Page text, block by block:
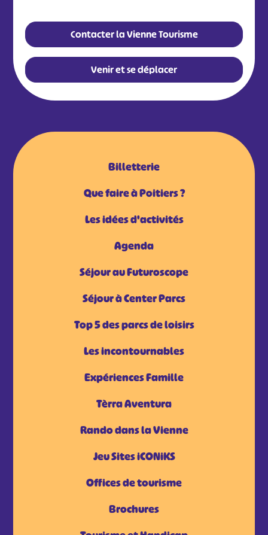
Contacter la Vienne Tourisme
Venir et se déplacer
Billetterie
Que faire à Poitiers ?
Les idées d'activités
Agenda
Séjour au Futuroscope
Séjour à Center Parcs
Top 5 des parcs de loisirs
Les incontournables
Expériences Famille
Tèrra Aventura
Rando dans la Vienne
Jeu Sites iCONiKS
Offices de tourisme
Brochures